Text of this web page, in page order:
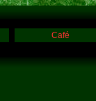
Café